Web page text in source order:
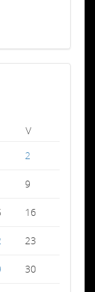
V
2
9
16
23
30